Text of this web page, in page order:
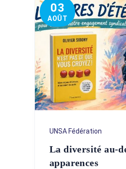
03
AOÛT
UNSA Fédération
La diversité au-
apparences